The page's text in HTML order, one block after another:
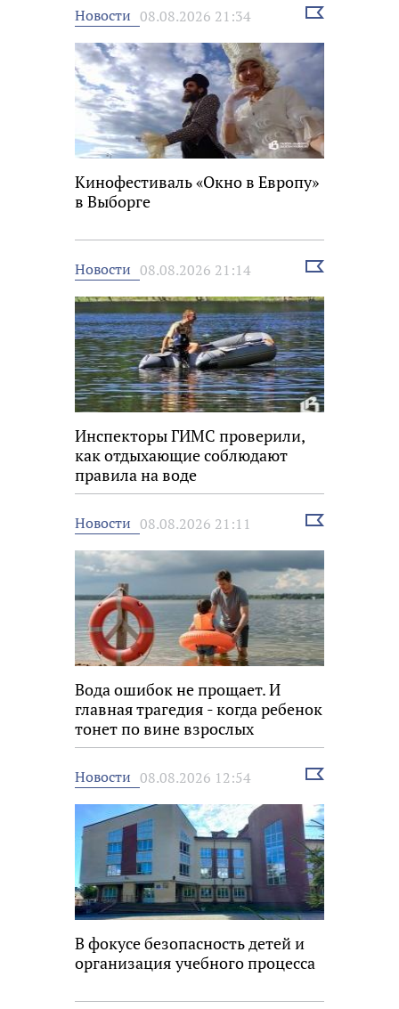
Новости 08.08.2026 21:34
Выбрать
Кинофестиваль «Окно в Европу»
в Выборге
Новости 08.08.2026 21:14
Выбрать
Инспекторы ГИМС проверили,
как отдыхающие соблюдают
правила на воде
Новости 08.08.2026 21:11
Выбрать
Вода ошибок не прощает. И
главная трагедия - когда ребенок
тонет по вине взрослых
Новости 08.08.2026 12:54
Выбрать
В фокусе безопасность детей и
организация учебного процесса